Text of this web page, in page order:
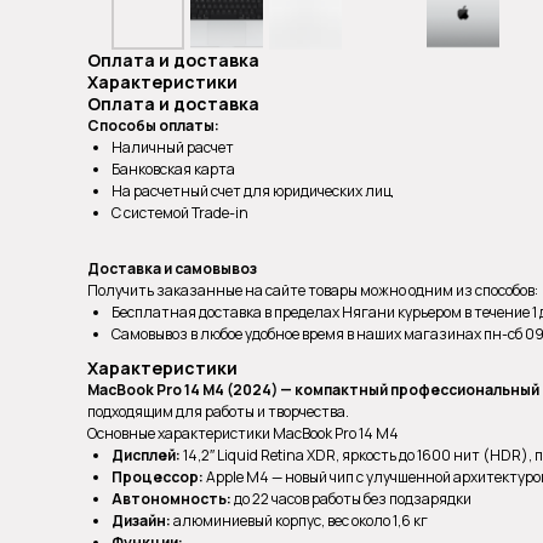
Оплата и доставка
Характеристики
Оплата и доставка
Способы оплаты:
Наличный расчет
Банковская карта
На расчетный счет для юридических лиц
С системой Trade-in
Доставка и самовывоз
Получить заказанные на сайте товары можно одним из способов:
Бесплатная доставка в пределах Нягани курьером в
Самовывоз в любое удобное время в наших магазинах пн-сб
Характеристики
MacBook Pro 14 M4 (2024) — компактный
подходящим для работы и творчества.
Основные характеристики MacBook Pro 14 M4
Дисплей:14,2″ Liquid Retina XDR, яркость до 1600 нит (HDR),
Процессор:Apple M4 — новый чип с улучшенной
Автономность:до 22 часов работы без подзарядки
Дизайн:алюминиевый корпус, вес около 1,6 кг